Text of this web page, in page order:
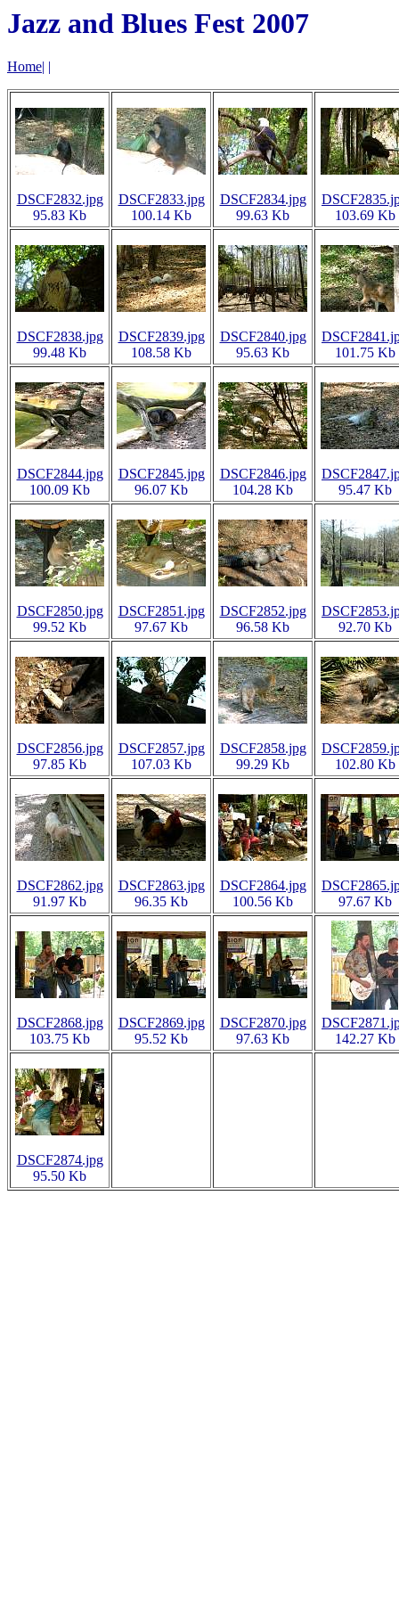
Jazz and Blues Fest 2007
Home| |
DSCF2832.jpg
95.83 Kb
DSCF2833.jpg
100.14 Kb
DSCF2834.jpg
99.63 Kb
103.69 Kb
DSCF2838.jpg
99.48 Kb
DSCF2839.jpg
108.58 Kb
DSCF2840.jpg
95.63 Kb
101.75 Kb
DSCF2844.jpg
100.09 Kb
DSCF2845.jpg
96.07 Kb
DSCF2846.jpg
104.28 Kb
95.47 Kb
DSCF2850.jpg
99.52 Kb
DSCF2851.jpg
97.67 Kb
DSCF2852.jpg
96.58 Kb
92.70 Kb
DSCF2856.jpg
97.85 Kb
DSCF2857.jpg
107.03 Kb
DSCF2858.jpg
99.29 Kb
102.80 Kb
DSCF2862.jpg
91.97 Kb
DSCF2863.jpg
96.35 Kb
DSCF2864.jpg
100.56 Kb
97.67 Kb
DSCF2868.jpg
103.75 Kb
DSCF2869.jpg
95.52 Kb
DSCF2870.jpg
97.63 Kb
142.27 Kb
DSCF2874.jpg
95.50 Kb